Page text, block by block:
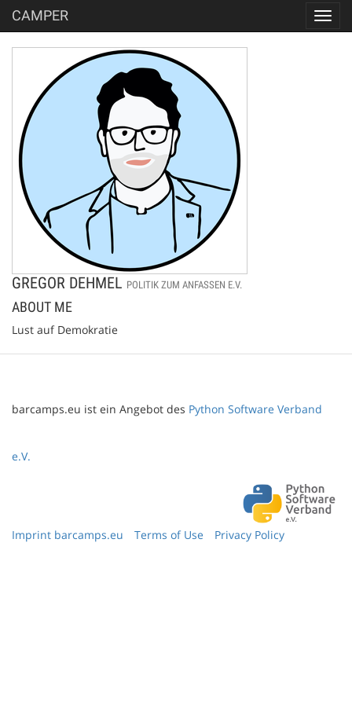
CAMPER
GREGOR DEHMEL POLITIK ZUM ANFASSEN E.V.
ABOUT ME
Lust auf Demokratie
barcamps.eu ist ein Angebot des Python Software Verband
e.V.
Imprint barcamps.eu Terms of Use Privacy Policy